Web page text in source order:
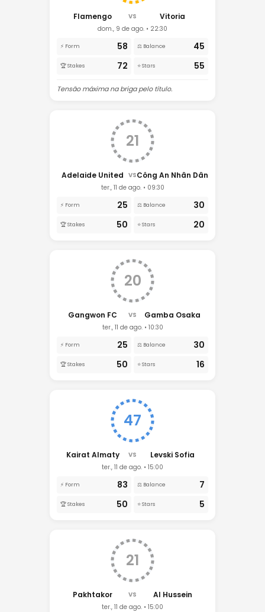
Flamengo VS Vitoria
dom., 9 de ago. • 22:30
⚡ Form 58 ⚖️ Balance 45
🏆 Stakes 72 ⭐ Stars 55
Tensão máxima na briga pelo título.
21
Adelaide United VSCông An Nhân Dân
ter., 11 de ago. • 09:30
⚡ Form 25 ⚖️ Balance 30
🏆 Stakes 50 ⭐ Stars 20
20
Gangwon FC VS Gamba Osaka
ter., 11 de ago. • 10:30
⚡ Form 25 ⚖️ Balance 30
🏆 Stakes 50 ⭐ Stars 16
47
Kairat Almaty VS Levski Sofia
ter., 11 de ago. • 15:00
⚡ Form 83 ⚖️ Balance 7
🏆 Stakes 50 ⭐ Stars 5
21
Pakhtakor VS Al Hussein
ter., 11 de ago. • 15:00